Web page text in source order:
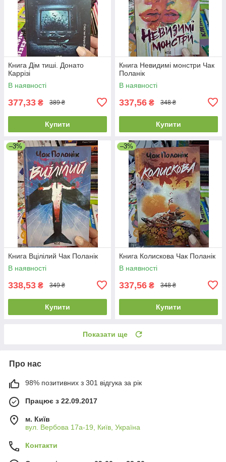
Книга Дім тиші. Донато
Каррізі
В наявності
377,33 ₴ 389 ₴
Купити
Книга Невидимі монстри Чак
Поланік
В наявності
337,56 ₴ 348 ₴
Купити
–3%
Книга Вцілілий Чак Поланік
В наявності
338,53 ₴ 349 ₴
Купити
–3%
Книга Колискова Чак Поланік
В наявності
337,56 ₴ 348 ₴
Купити
Показати ще
Про нас
98% позитивних з 301 відгука за рік
Працює з 22.09.2017
м. Київ
вул. Вербова 17а-19, Київ, Україна
Контакти